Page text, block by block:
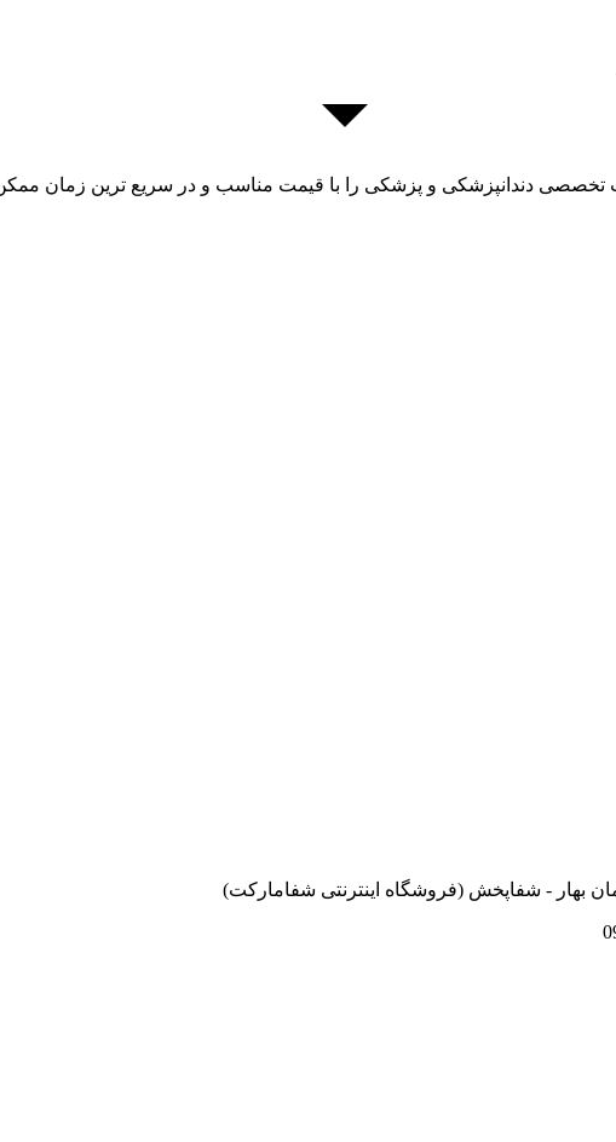
تخصصی دندانپزشکی و پزشکی را با قیمت مناسب و در سریع ترین زمان ممکن
بهار - شفاپخش (فروشگاه اینترنتی شفامارکت)